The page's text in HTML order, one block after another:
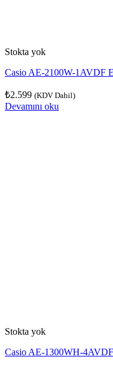
Stokta yok
Casio AE-2100W-1AVDF
₺2.599 (KDV Dahil)
Devamını oku
Stokta yok
Casio AE-1300WH-